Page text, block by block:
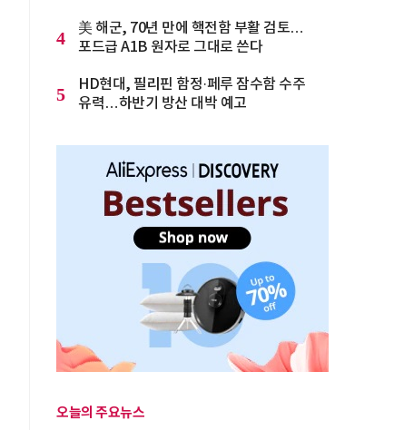
4
美 해군, 70년 만에 핵전함 부활 검토…
포드급 A1B 원자로 그대로 쓴다
5
HD현대, 필리핀 함정·페루 잠수함 수주
유력…하반기 방산 대박 예고
오늘의 주요뉴스